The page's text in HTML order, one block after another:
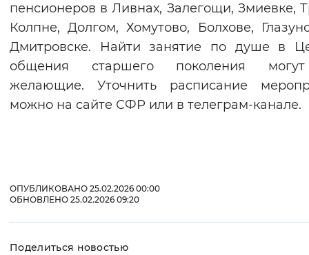
пенсионеров в Ливнах, Залегощи, Змиевке,
Колпне, Долгом, Хомутово, Болхове,
Дмитровске. Найти занятие по душе в
общения старшего поколения
желающие. Уточнить расписание
можно на сайте СФР или в телеграм-канале.
ОПУБЛИКОВАНО 25.02.2026 00:00
ОБНОВЛЕНО 25.02.2026 09:20
Поделиться новостью